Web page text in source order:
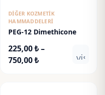
DIĞER KOZMETIK
HAMMADDELERI
PEG-12 Dimethicone
225,00₺–
750,00₺Fiyat